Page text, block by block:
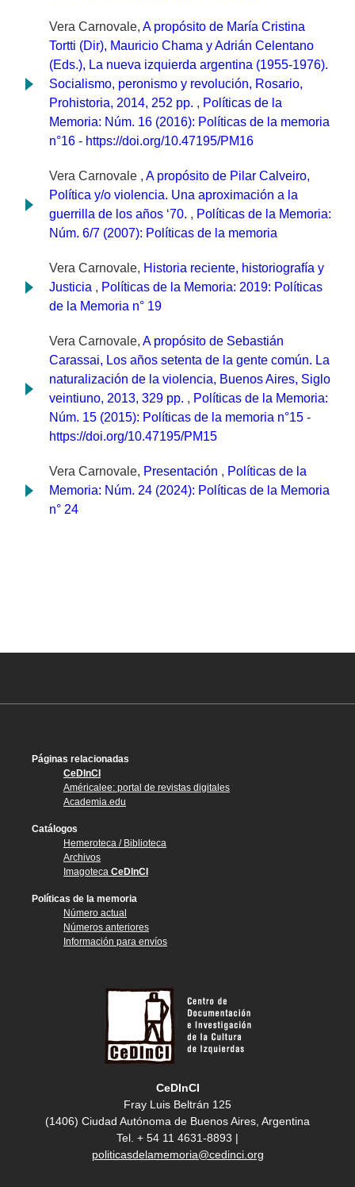
Vera Carnovale, A propósito de María Cristina
Tortti (Dir), Mauricio Chama y Adrián Celentano
(Eds.), La nueva izquierda argentina (1955-1976).
Socialismo, peronismo y revolución, Rosario,
Prohistoria, 2014, 252 pp. , Políticas de la
Memoria: Núm. 16 (2016): Políticas de la memoria
n°16 - https://doi.org/10.47195/PM16
Vera Carnovale , A propósito de Pilar Calveiro,
Política y/o violencia. Una aproximación a la
guerrilla de los años ‘70. , Políticas de la Memoria:
Núm. 6/7 (2007): Políticas de la memoria
Vera Carnovale, Historia reciente, historiografía y
Justicia , Políticas de la Memoria: 2019: Políticas
de la Memoria n° 19
Vera Carnovale, A propósito de Sebastián
Carassai, Los años setenta de la gente común. La
naturalización de la violencia, Buenos Aires, Siglo
veintiuno, 2013, 329 pp. , Políticas de la Memoria:
Núm. 15 (2015): Políticas de la memoria n°15 -
https://doi.org/10.47195/PM15
Vera Carnovale, Presentación , Políticas de la
Memoria: Núm. 24 (2024): Políticas de la Memoria
n° 24
Páginas relacionadas
CeDInCI
Américalee: portal de revistas digitales
Academia.edu
Catálogos
Hemeroteca / Biblioteca
Archivos
Imagoteca CeDInCI
Políticas de la memoria
Número actual
Números anteriores
Información para envíos
CeDInCI
Fray Luis Beltrán 125
(1406) Ciudad Autónoma de Buenos Aires, Argentina
Tel. + 54 11 4631-8893 |
politicasdelamemoria@cedinci.org